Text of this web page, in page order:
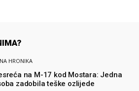
HRONIKA
na M-17 kod Mostara: Jedna
zadobila teške ozlijede